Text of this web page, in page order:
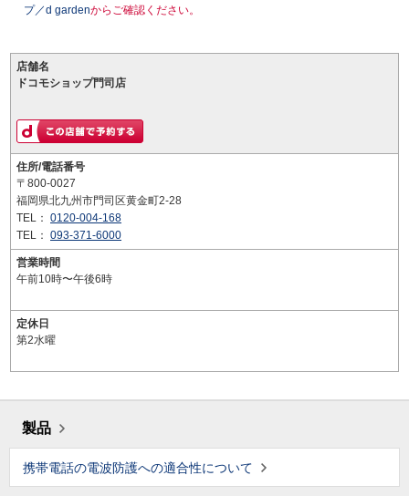
プ／d gardenからご確認ください。
店舗名
ドコモショップ門司店
住所/電話番号
〒800-0027
福岡県北九州市門司区黄金町2-28
TEL： 0120-004-168
TEL： 093-371-6000
営業時間
午前10時〜午後6時
定休日
第2水曜
製品
携帯電話の電波防護への適合性について